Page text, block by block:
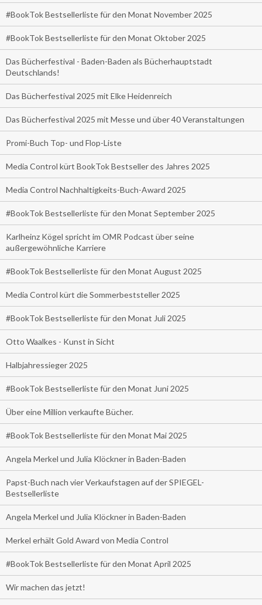
#BookTok Bestsellerliste für den Monat November 2025
#BookTok Bestsellerliste für den Monat Oktober 2025
Das Bücherfestival - Baden-Baden als Bücherhauptstadt
Deutschlands!
Das Bücherfestival 2025 mit Elke Heidenreich
Das Bücherfestival 2025 mit Messe und über 40 Veranstaltungen
Promi-Buch Top- und Flop-Liste
Media Control kürt BookTok Bestseller des Jahres 2025
Media Control Nachhaltigkeits-Buch-Award 2025
#BookTok Bestsellerliste für den Monat September 2025
Karlheinz Kögel spricht im OMR Podcast über seine
außergewöhnliche Karriere
#BookTok Bestsellerliste für den Monat August 2025
Media Control kürt die Sommerbeststeller 2025
#BookTok Bestsellerliste für den Monat Juli 2025
Otto Waalkes - Kunst in Sicht
Halbjahressieger 2025
#BookTok Bestsellerliste für den Monat Juni 2025
Über eine Million verkaufte Bücher.
#BookTok Bestsellerliste für den Monat Mai 2025
Angela Merkel und Julia Klöckner in Baden-Baden
Papst-Buch nach vier Verkaufstagen auf der SPIEGEL-
Bestsellerliste
Angela Merkel und Julia Klöckner in Baden-Baden
Merkel erhält Gold Award von Media Control
#BookTok Bestsellerliste für den Monat April 2025
Wir machen das jetzt!